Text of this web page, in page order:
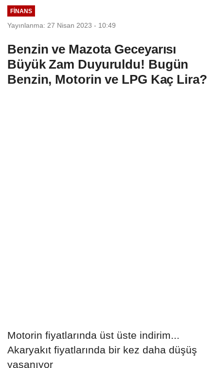
FINANS
Yayınlanma: 27 Nisan 2023 - 10:49
Benzin ve Mazota Geceyarısı
Büyük Zam Duyuruldu! Bugün
Benzin, Motorin ve LPG Kaç Lira?
Motorin fiyatlarında üst üste indirim...
Akaryakıt fiyatlarında bir kez daha düşüş
yaşanıyor